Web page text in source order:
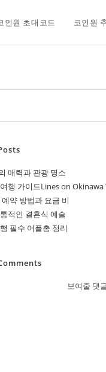
인원 초대코드 코인원
매력과 관광 명소
행 가이드Lines on Okinawa
약 방법과 요금 비
적인 결혼식 예술
필수 어플총 정리
보여줄 댓